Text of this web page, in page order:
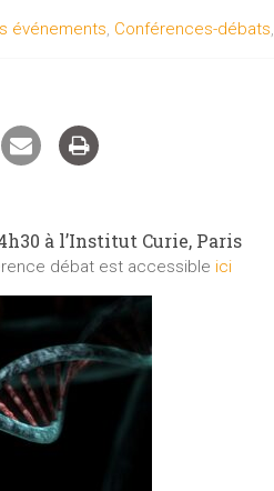
événements, Conférences-débats,
à l’Institut Curie, Paris
débat est accessible ici